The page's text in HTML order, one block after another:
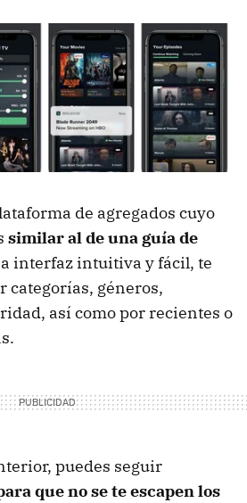
de agregados cuyo
similar al de una guía de
interfaz intuitiva y fácil, te
categorías, géneros,
así como por recientes o
puedes seguir
que no se te escapen los